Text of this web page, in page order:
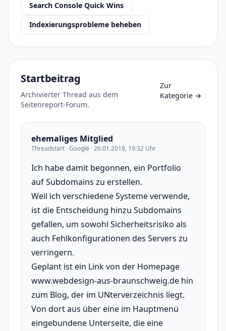
Search Console Quick Wins
Indexierungsprobleme beheben
Startbeitrag
Archivierter Thread aus dem
Seitenreport-Forum.
Zur
Kategorie →
ehemaliges Mitglied
Threadstart · Google · 26.01.2018, 19:32 Uhr
Ich habe damit begonnen, ein Portfolio
auf Subdomains zu erstellen.
Weil ich verschiedene Systeme verwende,
ist die Entscheidung hinzu Subdomains
gefallen, um sowohl Sicherheitsrisiko als
auch Fehlkonfigurationen des Servers zu
verringern.
Geplant ist ein Link von der Homepage
www.webdesign-aus-braunschweig.de hin
zum Blog, der im UNterverzeichnis liegt.
Von dort aus über eine im Hauptmenü
eingebundene Unterseite, die eine